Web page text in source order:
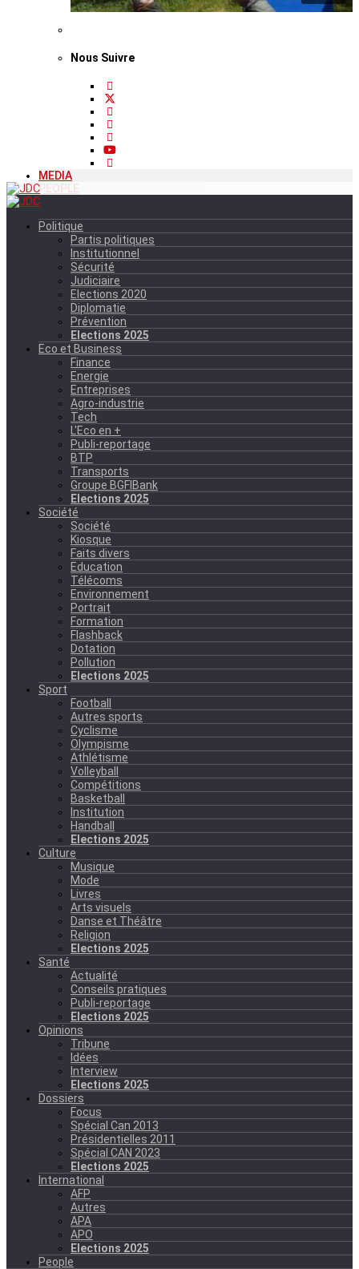
Nous Suivre
MEDIA
PEOPLE
Politique
Partis politiques
Institutionnel
Sécurité
Judiciaire
Elections 2020
Diplomatie
Prévention
Elections 2025
Eco et Business
Finance
Energie
Entreprises
Agro-industrie
Tech
L'Eco en +
Publi-reportage
BTP
Transports
Groupe BGFIBank
Elections 2025
Société
Société
Kiosque
Faits divers
Education
Télécoms
Environnement
Portrait
Formation
Flashback
Dotation
Pollution
Elections 2025
Sport
Football
Autres sports
Cyclisme
Olympisme
Athlétisme
Volleyball
Compétitions
Basketball
Institution
Handball
Elections 2025
Culture
Musique
Mode
Livres
Arts visuels
Danse et Théâtre
Religion
Elections 2025
Santé
Actualité
Conseils pratiques
Publi-reportage
Elections 2025
Opinions
Tribune
Idées
Interview
Elections 2025
Dossiers
Focus
Spécial Can 2013
Présidentielles 2011
Spécial CAN 2023
Elections 2025
International
AFP
Autres
APA
APO
Elections 2025
People